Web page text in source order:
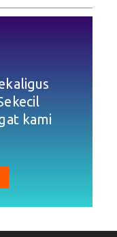
kami